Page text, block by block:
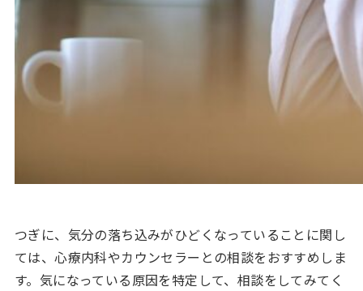
つぎに、気分の落ち込みがひどくなっていることに関し
ては、心療内科やカウンセラーとの相談をおすすめしま
す。気になっている原因を特定して、相談をしてみてく